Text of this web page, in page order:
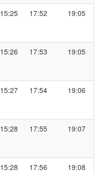
15:25 17:52 19:05
15:26 17:53 19:05
15:27 17:54 19:06
15:28 17:55 19:07
15:28 17:56 19:08